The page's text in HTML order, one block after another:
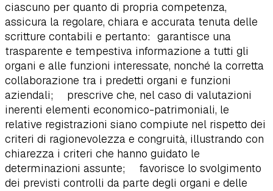
ciascuno per quanto di propria competenza,
assicura la regolare, chiara e accurata tenuta delle
scritture contabili e pertanto: garantisce una
trasparente e tempestiva informazione a tutti gli
organi e alle funzioni interessate, nonché la corretta
collaborazione tra i predetti organi e funzioni
aziendali; prescrive che, nel caso di valutazioni
inerenti elementi economico-patrimoniali, le
relative registrazioni siano compiute nel rispetto dei
criteri di ragionevolezza e congruità, illustrando con
chiarezza i criteri che hanno guidato le
determinazioni assunte; favorisce lo svolgimento
dei previsti controlli da parte degli organi e delle